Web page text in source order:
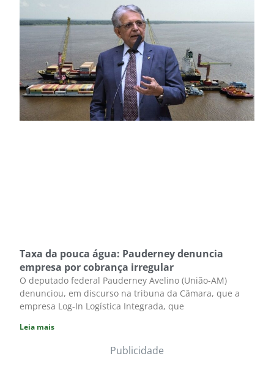
Taxa da pouca água: Pauderney denuncia
empresa por cobrança irregular
O deputado federal Pauderney Avelino (União-AM)
denunciou, em discurso na tribuna da Câmara, que a
empresa Log-In Logística Integrada, que
Leia mais
Publicidade